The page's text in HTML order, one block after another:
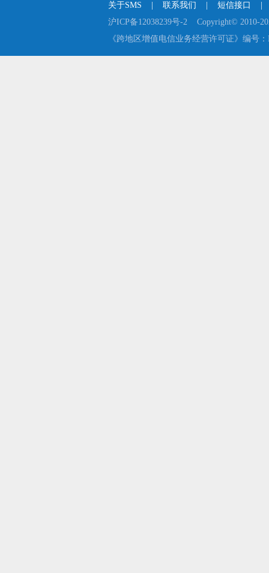
关于SMS 联系我们 短信接口
沪ICP备12038239号-2    Copyright© 2010-
《跨地区增值电信业务经营许可证》编号：